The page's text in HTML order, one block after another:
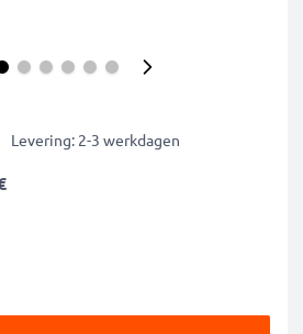
Levering: 2-3 werkdagen